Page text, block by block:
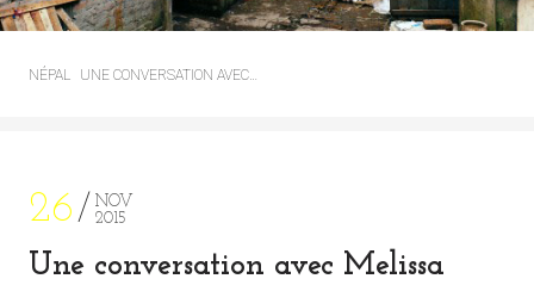
NÉPAL UNE CONVERSATION AVEC…
26
NOV
2015
Une conversation avec Melissa